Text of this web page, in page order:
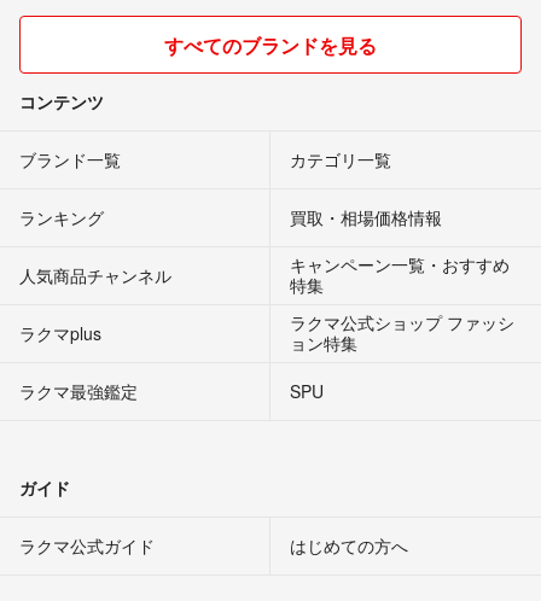
すべてのブランドを見る
コンテンツ
ブランド一覧 カテゴリ一覧
ランキング 買取・相場価格情報
人気商品チャンネル
キャンペーン一覧・おすすめ
特集
ラクマplus
ラクマ公式ショップ ファッシ
ョン特集
ラクマ最強鑑定
SPU
ガイド
ラクマ公式ガイド はじめての方へ